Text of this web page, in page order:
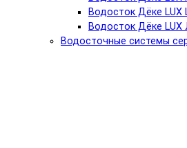
Водосток Дёке
Водосток Дёке LUX
Водосточные системы